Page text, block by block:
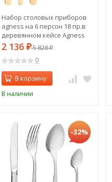
Набор столовых приборов
agness на 6 персон 18 пр.в
деревянном кейсе Agness
(942-020)
2 136 ₽5 828₽
0
В корзину
В наличии
-32%